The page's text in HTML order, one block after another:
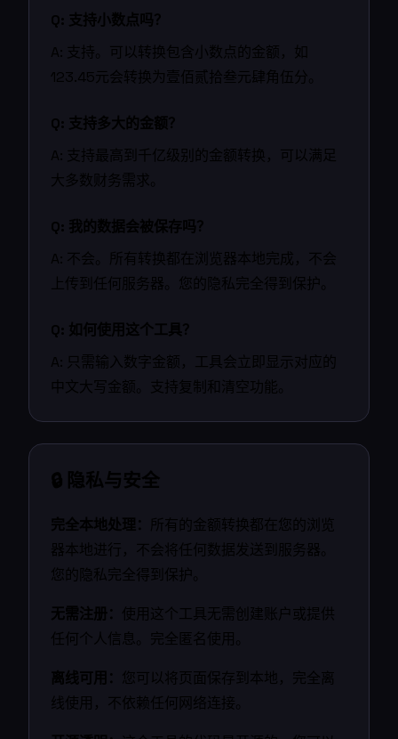
Q: 支持小数点吗？
A: 支持。可以转换包含小数点的金额，如
123.45元会转换为壹佰贰拾叁元肆角伍分。
Q: 支持多大的金额？
A: 支持最高到千亿级别的金额转换，可以满足
大多数财务需求。
Q: 我的数据会被保存吗？
A: 不会。所有转换都在浏览器本地完成，不会
上传到任何服务器。您的隐私完全得到保护。
Q: 如何使用这个工具？
A: 只需输入数字金额，工具会立即显示对应的
中文大写金额。支持复制和清空功能。
🔒 隐私与安全
完全本地处理：
所有的金额转换都在您的浏览
器本地进行，不会将任何数据发送到服务器。
您的隐私完全得到保护。
无需注册： 使用这个工具无需创建账户或提供
任何个人信息。完全匿名使用。
离线可用： 您可以将页面保存到本地，完全离
线使用，不依赖任何网络连接。